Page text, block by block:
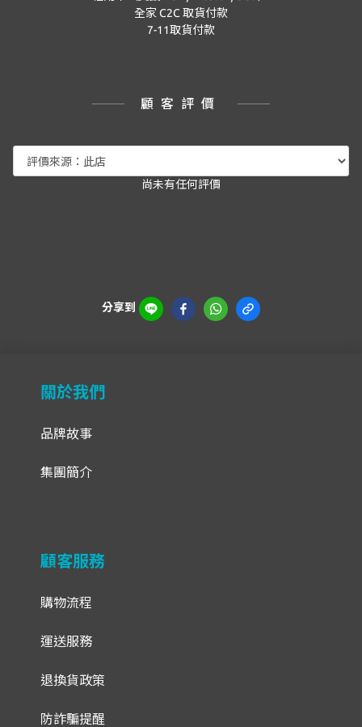
全家 C2C 取貨付款
7-11取貨付款
顧客評價
尚未有任何評價
分享到
關於我們
品牌故事
集團簡介
顧客服務
購物流程
運送服務
退換貨政策
防詐騙提醒